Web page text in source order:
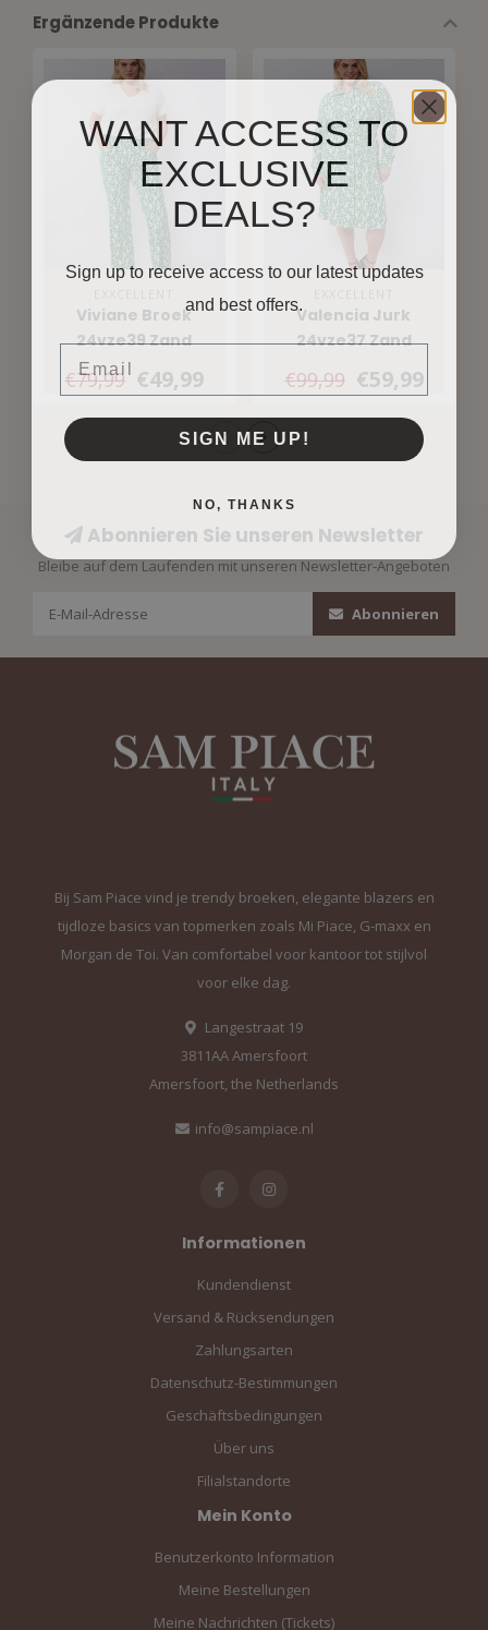
Ergänzende Produkte
Viviane Broek
24vze39 Zand
Bladgroen
€79,99 €49,99
Valencia Jurk
24vze37 Zand
€99,99 €59,99
Abonnieren Sie unseren Newsletter
Bleibe auf dem Laufenden mit unseren Newsletter-Angeboten
Abonnieren
Bij Sam Piace vind je trendy broeken, elegante blazers en
tijdloze basics van topmerken zoals Mi Piace, G-maxx en
Morgan de Toi. Van comfortabel voor kantoor tot stijlvol
voor elke dag.
Langestraat 19
3811AA Amersfoort
Amersfoort, the Netherlands
info@sampiace.nl
Informationen
Kundendienst
Versand & Rücksendungen
Zahlungsarten
Datenschutz-Bestimmungen
Geschäftsbedingungen
Über uns
Filialstandorte
Mein Konto
Benutzerkonto Information
Meine Bestellungen
Meine Nachrichten (Tickets)
WANT ACCESS TO
EXCLUSIVE
DEALS?
Sign up to receive access to our latest updates
and best offers.
Email
SIGN ME UP!
NO, THANKS